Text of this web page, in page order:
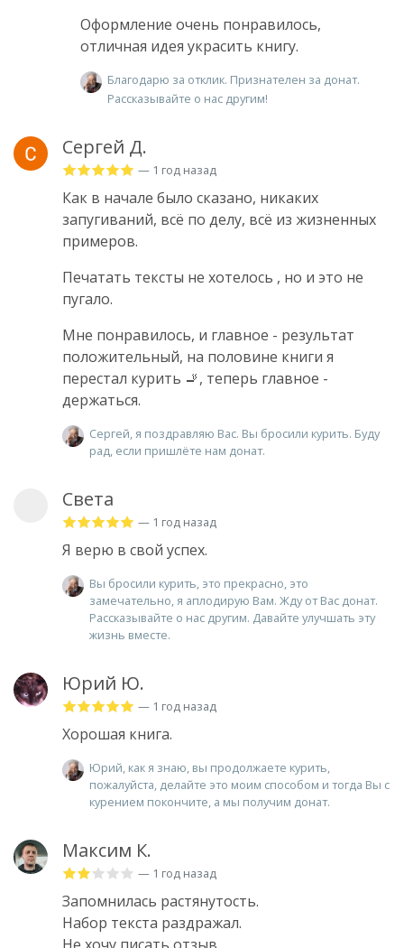
Оформление очень понравилось,
отличная идея украсить книгу.
Благодарю за отклик. Признателен за донат.
Рассказывайте о нас другим!
Сергей Д.
— 1 год назад
Как в начале было сказано, никаких
запугиваний, всё по делу, всё из жизненных
примеров.
Печатать тексты не хотелось , но и это не
пугало.
Мне понравилось, и главное - результат
положительный, на половине книги я
перестал курить 🚬, теперь главное -
держаться.
Сергей, я поздравляю Вас. Вы бросили курить. Буду
рад, если пришлёте нам донат.
Света
— 1 год назад
Я верю в свой успех.
Вы бросили курить, это прекрасно, это
замечательно, я аплодирую Вам. Жду от Вас донат.
Рассказывайте о нас другим. Давайте улучшать эту
жизнь вместе.
Юрий Ю.
— 1 год назад
Хорошая книга.
Юрий, как я знаю, вы продолжаете курить,
пожалуйста, делайте это моим способом и тогда Вы с
курением покончите, а мы получим донат.
Максим К.
— 1 год назад
Запомнилась растянутость.
Набор текста раздражал.